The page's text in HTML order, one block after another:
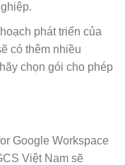
phát triển của
có thêm nhiều
chọn gói cho phép
Google Workspace
Việt Nam sẽ